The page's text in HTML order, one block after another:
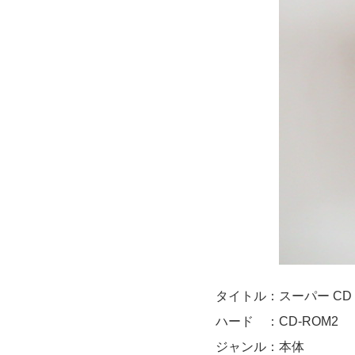
タイトル：スーパー CD
ハード ：CD-ROM2
ジャンル：本体